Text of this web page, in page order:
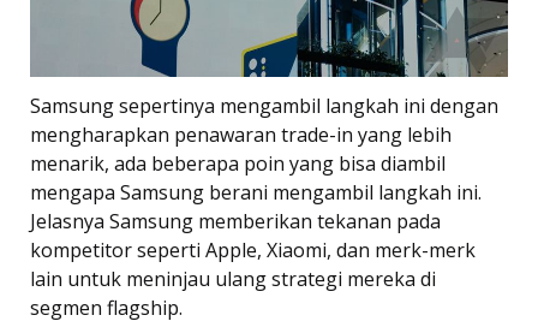
Samsung sepertinya mengambil langkah ini dengan
mengharapkan penawaran trade-in yang lebih
menarik, ada beberapa poin yang bisa diambil
mengapa Samsung berani mengambil langkah ini.
Jelasnya Samsung memberikan tekanan pada
kompetitor seperti Apple, Xiaomi, dan merk-merk
lain untuk meninjau ulang strategi mereka di
segmen flagship.